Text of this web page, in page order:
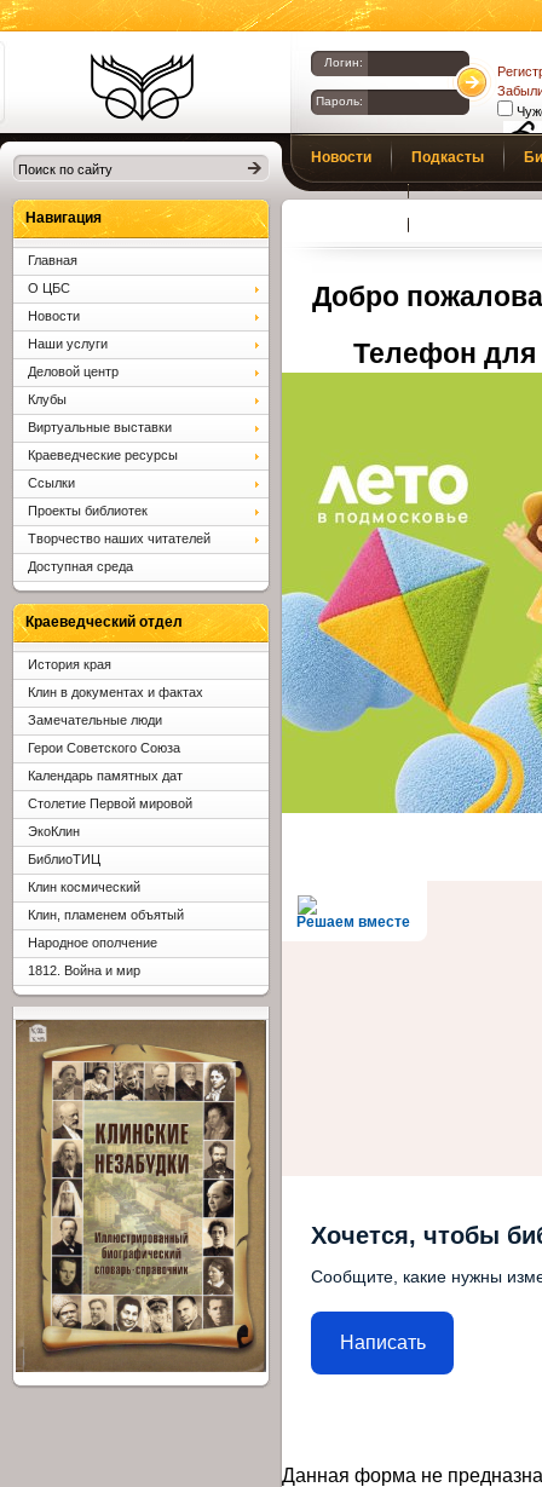
Библиотеки
Клина. Клинская
ЦБС.
Логин:
Пароль:
Новости Подкасты
Добро
Телефон для
Решаем вместе
Хочется, чтобы
Сообщите, какие нужны
Написать
Данная форма не
Навигация
Главная
О ЦБС
Новости
Наши услуги
Деловой центр
Клубы
Виртуальные выставки
Краеведческие ресурсы
Ссылки
Проекты библиотек
Творчество наших читателей
Доступная среда
Краеведческий отдел
История края
Клин в документах и фактах
Замечательные люди
Герои Советского Союза
Календарь памятных дат
Столетие Первой мировой
ЭкоКлин
БиблиоТИЦ
Клин космический
Клин, пламенем объятый
Народное ополчение
1812. Война и мир